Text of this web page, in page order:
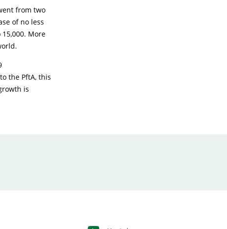
from two
of no less
More
the PftA, this
is